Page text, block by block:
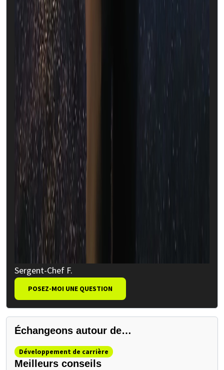
Sergent-Chef F.
POSEZ-MOI UNE QUESTION
Échangeons autour de…
Développement de carrière
Meilleurs conseils